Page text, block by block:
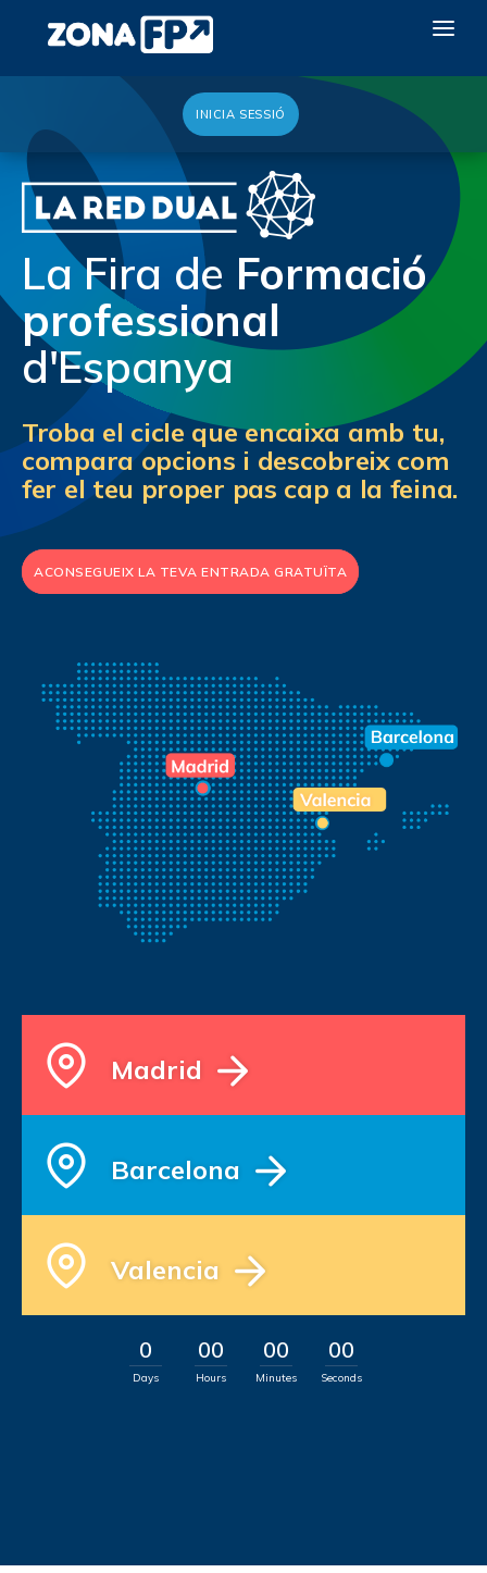
LA RED DUAL
GALERÍA 2026
NOTICIAS
CONTACTE
VULL EXPOSAR
INICIA SESSIÓ
La Fira de Formació
professional
d'Espanya
Troba el cicle que encaixa amb tu,
compara opcions i descobreix com
fer el teu proper pas cap a la feina.
ACONSEGUEIX LA TEVA ENTRADA GRATUÏTA
Madrid
Barcelona
Valencia
0
Days
00
Hours
00
Minutes
00
Seconds